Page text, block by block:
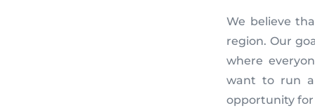
We believe
region. Our
where
want to run a
opportunity for